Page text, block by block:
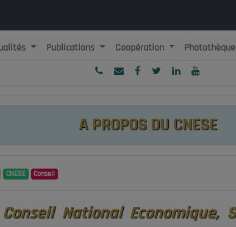
République Algérienne Démocratique et Populaire
Publications Coopération Photothèque
A PROPOS DU CNESE
CNESE Conseil
National